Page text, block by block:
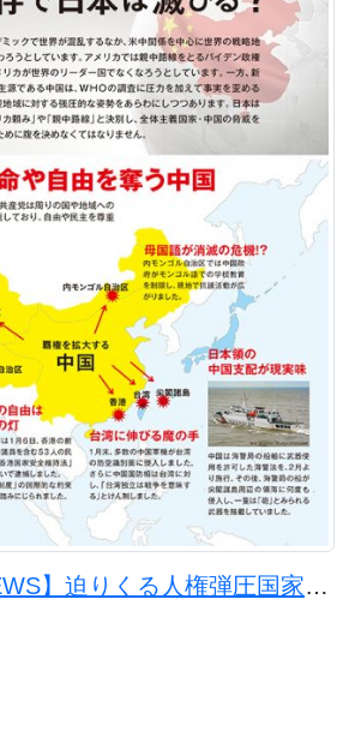
【幸福実現党NEWS】迫りくる人権弾圧国家の脅威中国依存で日本は滅びる？